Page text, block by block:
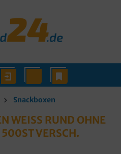
Snackboxen
WEISS RUND OHNE H
VERSCH. G